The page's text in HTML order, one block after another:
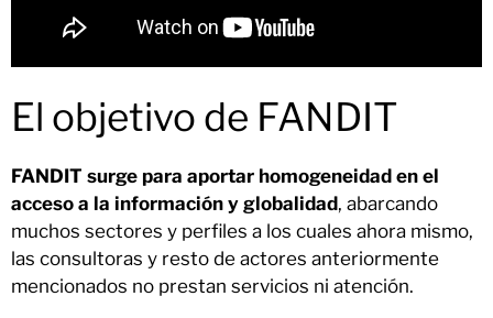
El objetivo de FANDIT
FANDIT surge para aportar homogeneidad en el
acceso a la información y globalidad, abarcando
muchos sectores y perfiles a los cuales ahora mismo,
las consultoras y resto de actores anteriormente
mencionados no prestan servicios ni atención.